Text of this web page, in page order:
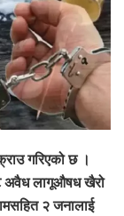
गरिएको छ ।
अवैध लागूऔषध खैरो
२ जनालाई